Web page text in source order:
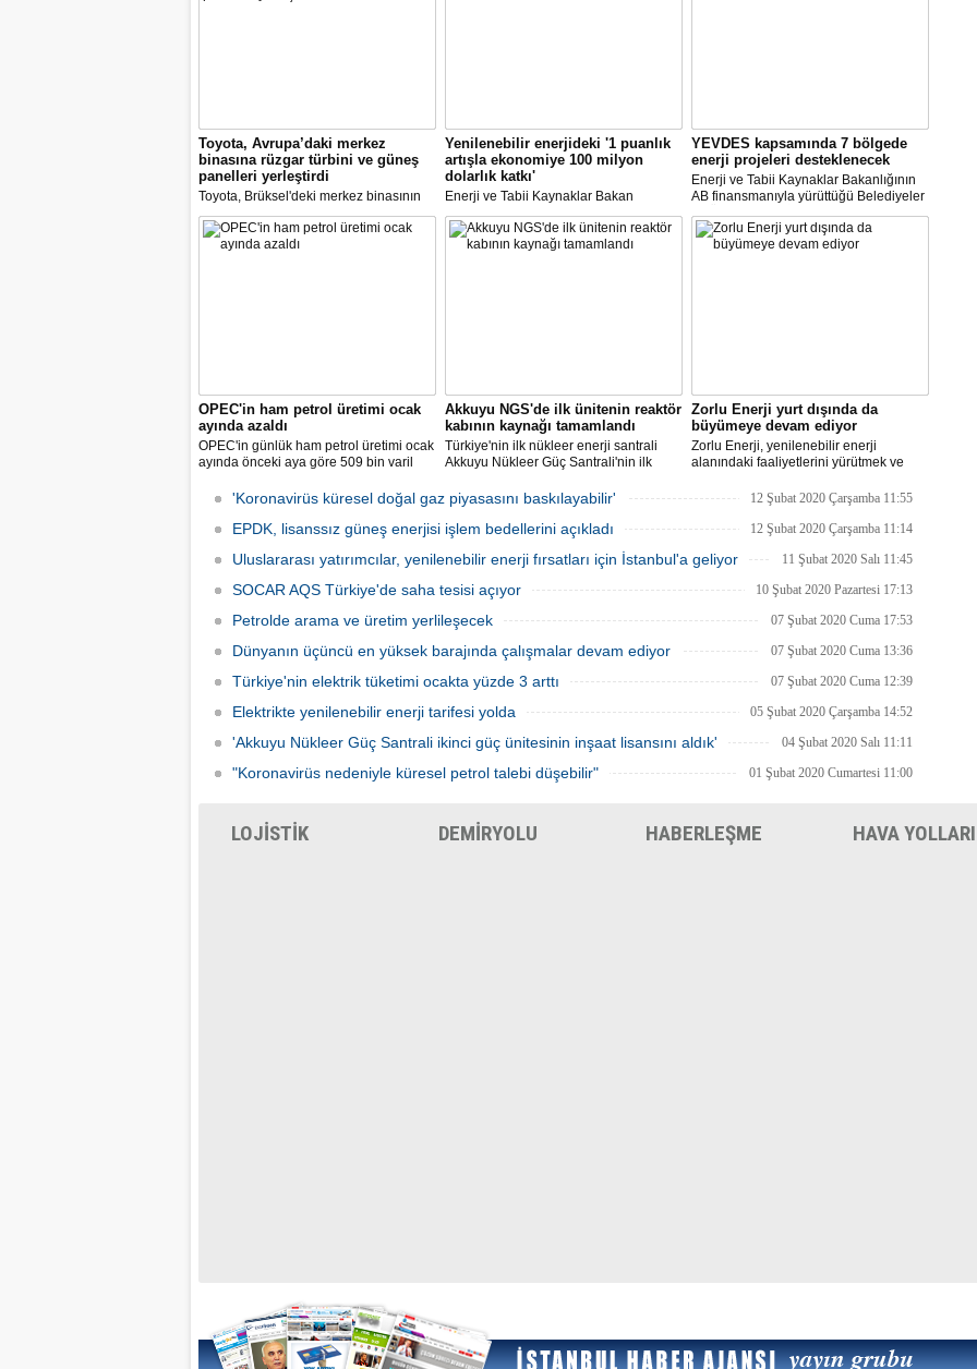
Toyota, Avrupa’daki merkez
binasına rüzgar türbini ve güneş
panelleri yerleştirdi
Toyota, Brüksel'deki merkez binasının
önüne son teknolojileri kullanarak bir
rüzgar türbini yerleştirdi
Yenilenebilir enerjideki '1 puanlık
artışla ekonomiye 100 milyon
dolarlık katkı'
Enerji ve Tabii Kaynaklar Bakan
Yardımcısı Alparslan Bayraktar,
Türkiye'nin yenilenebilir enerji
kapasitesinde ciddi bir artış yaşandığına
YEVDES kapsamında 7 bölgede
enerji projeleri desteklenecek
Enerji ve Tabii Kaynaklar Bakanlığının
AB finansmanıyla yürüttüğü Belediyeler
ve Üniversiteler İçin Yenilenebilir Enerji
ve Enerji Verimliliği Teknik Destek
Projesi'ne yapılan başvurular
OPEC'in ham petrol üretimi ocak
ayında azaldı
OPEC'in günlük ham petrol üretimi ocak
ayında önceki aya göre 509 bin varil
geriledi.
Akkuyu NGS'de ilk ünitenin reaktör
kabının kaynağı tamamlandı
Türkiye'nin ilk nükleer enerji santrali
Akkuyu Nükleer Güç Santrali'nin ilk
kabının kaynak işleminin tamamlandığı
bildirildi.
Zorlu Enerji yurt dışında da
büyümeye devam ediyor
Zorlu Enerji, yenilenebilir enerji
alanındaki faaliyetlerini yürütmek ve
şube açılışını gerçekleştirecek.
'Koronavirüs küresel doğal gaz piyasasını baskılayabilir' 12 Şubat 2020 Çarşamba 11:55
EPDK, lisanssız güneş enerjisi işlem bedellerini açıkladı 12 Şubat 2020 Çarşamba 11:14
Uluslararası yatırımcılar, yenilenebilir enerji fırsatları için İstanbul'a geliyor 11 Şubat 2020 Salı 11:45
SOCAR AQS Türkiye'de saha tesisi açıyor 10 Şubat 2020 Pazartesi 17:13
Petrolde arama ve üretim yerlileşecek 07 Şubat 2020 Cuma 17:53
Dünyanın üçüncü en yüksek barajında çalışmalar devam ediyor 07 Şubat 2020 Cuma 13:36
Türkiye'nin elektrik tüketimi ocakta yüzde 3 arttı 07 Şubat 2020 Cuma 12:39
Elektrikte yenilenebilir enerji tarifesi yolda 05 Şubat 2020 Çarşamba 14:52
'Akkuyu Nükleer Güç Santrali ikinci güç ünitesinin inşaat lisansını aldık' 04 Şubat 2020 Salı 11:11
"Koronavirüs nedeniyle küresel petrol talebi düşebilir" 01 Şubat 2020 Cumartesi 11:00
LOJİSTİK DEMİRYOLU HABERLEŞME HAVA YOLLARI